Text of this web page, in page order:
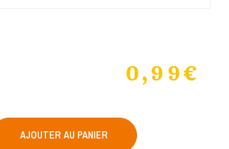
0,99€
AJOUTER AU PANIER